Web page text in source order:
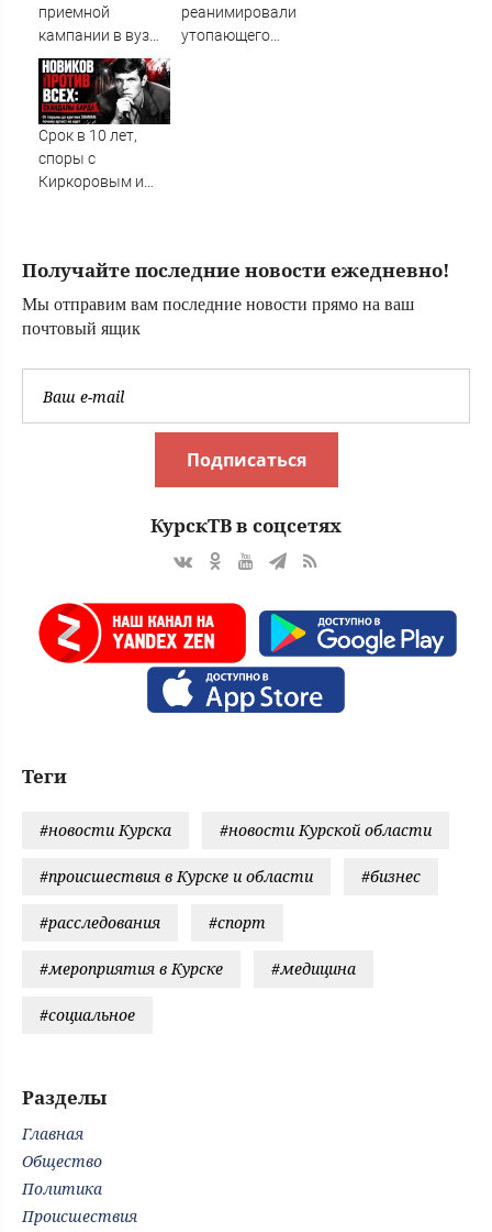
приемной
кампании в вузы
в 2026 году: кто
поступил на
бюджет, сколько
олимпиадников,
последние
реанимировали
утопающего
Срок в 10 лет,
споры с
Киркоровым и
Александра
TVCenter.ru
Получайте последние новости ежедневно!
Мы отправим вам последние новости прямо на ваш
почтовый ящик
Подписаться
КурскТВ в соцсетях
Теги
#новости Курска #новости Курской области
#происшествия в Курске и области #бизнес
#расследования #спорт
#мероприятия в Курске #медицина
#социальное
Разделы
Главная
Общество
Политика
Происшествия